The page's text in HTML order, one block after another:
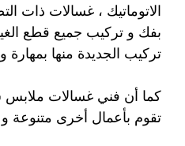
الاتوماتيك ، غسالات ذات
بفك و تركيب جميع قطع
تركيب الجديدة منها بمهارة
كما أن فني غسالات
تقوم بأعمال أخرى متنوعة